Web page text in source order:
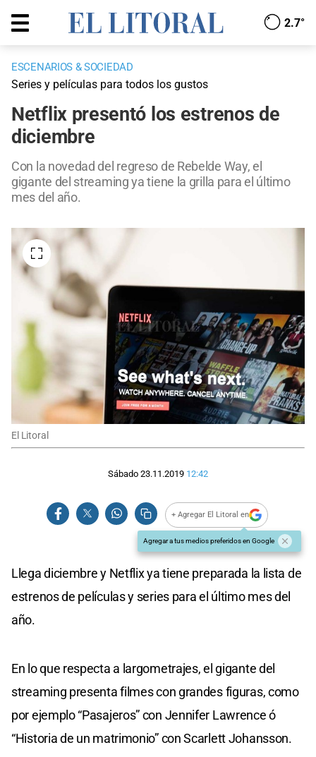
2.7°
ESCENARIOS & SOCIEDAD
Series y películas para todos los gustos
Netflix presentó los estrenos de
diciembre
Con la novedad del regreso de Rebelde Way, el
gigante del streaming ya tiene la grilla para el último
mes del año.
El Litoral
Sábado 23.11.2019 12:42
+ Agregar El Litoral en
Agregar a tus medios preferidos en Google
Llega diciembre y Netflix ya tiene preparada la lista de
estrenos de películas y series para el último mes del
año.
En lo que respecta a largometrajes, el gigante del
streaming presenta filmes con grandes figuras, como
por ejemplo “Pasajeros” con Jennifer Lawrence ó
“Historia de un matrimonio” con Scarlett Johansson.